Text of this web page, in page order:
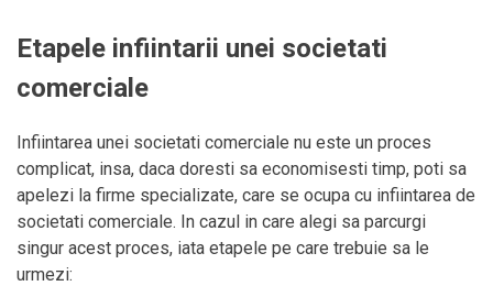
Etapele infiintarii unei societati
comerciale
Infiintarea unei societati comerciale nu este un proces
complicat, insa, daca doresti sa economisesti timp, poti sa
apelezi la firme specializate, care se ocupa cu infiintarea de
societati comerciale. In cazul in care alegi sa parcurgi
singur acest proces, iata etapele pe care trebuie sa le
urmezi: